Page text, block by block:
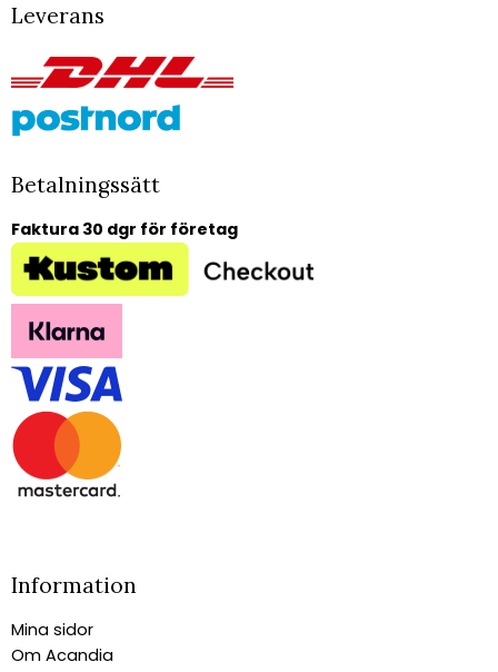
Leverans
Betalningssätt
Faktura 30 dgr för företag
Information
Mina sidor
Om Acandia